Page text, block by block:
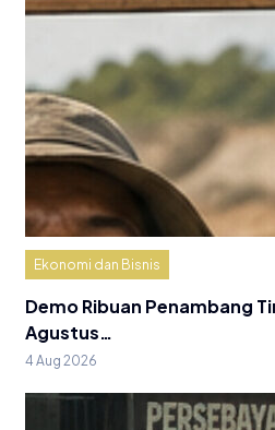
Ekonomi dan Bisnis
Demo Ribuan Penambang
Agustus…
4 Aug 2026